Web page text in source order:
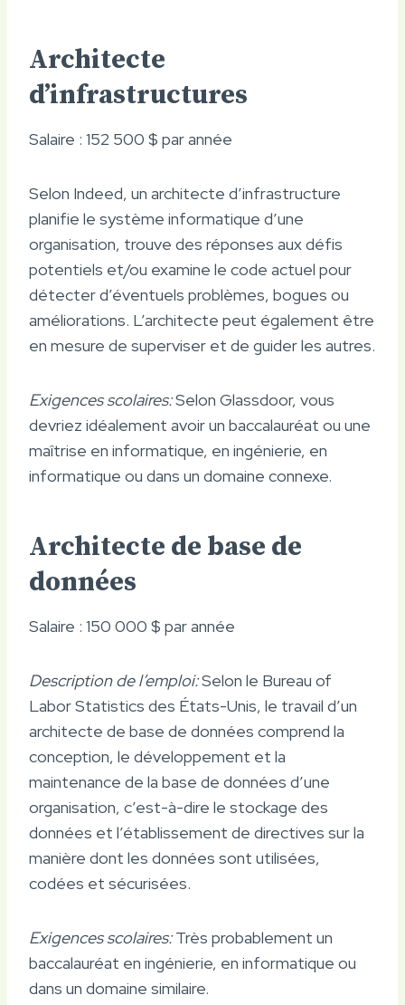
Architecte
d’infrastructures
Salaire : 152 500 $ par année
Selon Indeed, un architecte d’infrastructure
planifie le système informatique d’une
organisation, trouve des réponses aux défis
potentiels et/ou examine le code actuel pour
détecter d’éventuels problèmes, bogues ou
améliorations. L’architecte peut également être
en mesure de superviser et de guider les autres.
Exigences scolaires:Selon Glassdoor, vous
devriez idéalement avoir un baccalauréat ou une
maîtrise en informatique, en ingénierie, en
informatique ou dans un domaine connexe.
Architecte de base de
données
Salaire : 150 000 $ par année
Description de l’emploi:Selon le Bureau of
Labor Statistics des États-Unis, le travail d’un
architecte de base de données comprend la
conception, le développement et la
maintenance de la base de données d’une
organisation, c’est-à-dire le stockage des
données et l’établissement de directives sur la
manière dont les données sont utilisées,
codées et sécurisées.
Exigences scolaires:Très probablement un
baccalauréat en ingénierie, en informatique ou
dans un domaine similaire.